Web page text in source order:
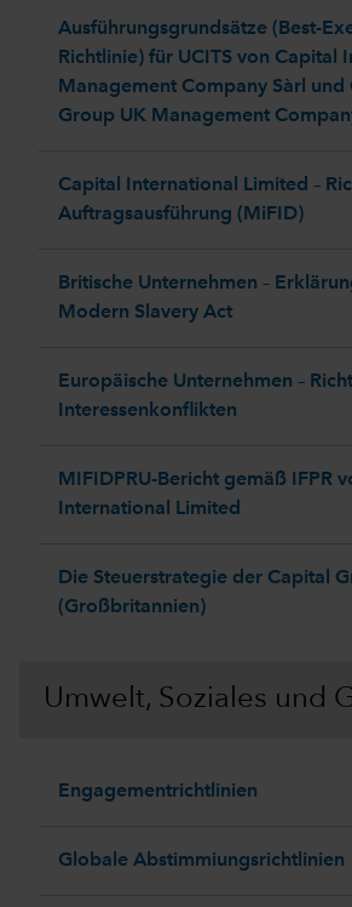
Ausführungsgrundsätze (Best-
Richtlinie) für UCITS von Capital
Management Company Sàrl und
Group UK Management
Capital International Limited –
Auftragsausführung (MiFID)
Britische Unternehmen –
Modern Slavery Act
Europäische Unternehmen –
Interessenkonflikten
MIFIDPRU-Bericht gemäß IFPR
International Limited
Die Steuerstrategie der Capital
(Großbritannien)
Umwelt, Soziales und
Engagementrichtlinien
Globale Abstimmiungsrichtlinien